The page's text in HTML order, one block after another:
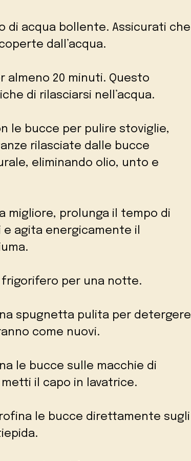
di acqua bollente. Assicurati che
dall’acqua.
almeno 20 minuti. Questo
di rilasciarsi nell’acqua.
le bucce per pulire stoviglie,
rilasciate dalle bucce
eliminando olio, unto e
migliore, prolunga il tempo di
agita energicamente il
frigorifero per una notte.
spugnetta pulita per detergere
come nuovi.
le bucce sulle macchie di
il capo in lavatrice.
le bucce direttamente sugli